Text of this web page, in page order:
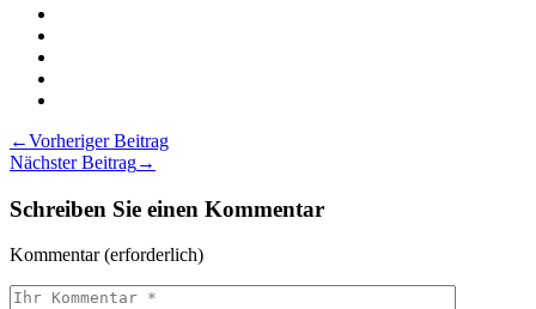
auf
Twitter
2019
auf
Juni
2019
LinkedIn
16.
Juni
auf
&
16.
2019
Xing
15.
&
Juni
via
Weinrunde
15.
16.
2019
Beitragsnavigation
←Vorheriger Beitrag
Nächster Beitrag→
Schreiben Sie einen Kommentar
Kommentar (erforderlich)